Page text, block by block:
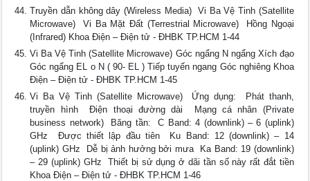
Truyền dẫn không dây (Wireless Media)  Vi Ba Vệ Tinh (Satellite
Microwave)  Vi Ba Mặt Đất (Terrestrial Microwave)  Hồng Ngoại
(Infrared) Khoa Điện – Điện tử - ĐHBK TP.HCM 1-44
Vi Ba Vệ Tinh (Satellite Microwave) Góc ngẩng N ngẩng Xích đạo
Góc ngẩng EL o N ( 90- EL ) Tiếp tuyến ngang Góc nghiêng Khoa
Điện – Điện tử - ĐHBK TP.HCM 1-45
Vi Ba Vệ Tinh (Satellite Microwave)  Ứng dụng:  Phát thanh,
truyền hình  Điện thoại đường dài  Mạng cá nhân (Private
business network)  Băng tần:  C Band: 4 (downlink) – 6 (uplink)
GHz  Được thiết lập đầu tiên  Ku Band: 12 (downlink) – 14
(uplink) GHz  Dễ bị ảnh hưởng bởi mưa  Ka Band: 19 (downlink)
– 29 (uplink) GHz  Thiết bị sử dụng ở dãi tần số này rất đắt tiền
Khoa Điện – Điện tử - ĐHBK TP.HCM 1-46